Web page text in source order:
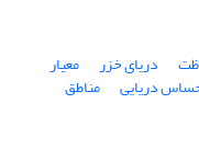
دریای خزر معیار
دریایی مناطق